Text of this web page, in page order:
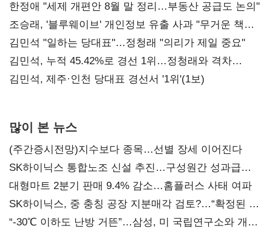
한정애 "세제 개편안 8월 말 정리…부동산 공급도 논의"
조승래, '블루웨이브' 개인정보 유출 사과 "무거운 책임
통감"
김민석 "일하는 당대표"…정청래 "의리가 제일 중요"
김민석, 누적 45.42%로 경선 1위…정청래와 격차
0.86%p(2보)
김민석, 제주·인천 당대표 경선서 '1위'(1보)
많이 본 뉴스
(주간증시전망)지수보다 종목…선별 장세 이어진다
SK하이닉스 통합노조 신설 추진…구성원간 성과급
불만 확산
대형마트 2분기 판매 9.4% 감소…홈플러스 사태 여파
SK하이닉스, 중 충칭 공장 지분매각 검토?…“확정된 바
없어”
“-30℃ 이하도 난방 거뜬”…삼성, 미 국립연구소와 개발